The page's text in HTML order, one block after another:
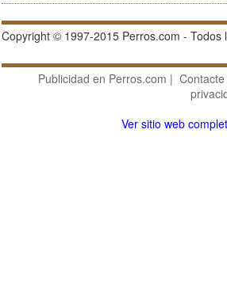
Copyright © 1997-2015 Perros.com - Todos
Publicidad en Perros.com | Contacte
Ver sitio web